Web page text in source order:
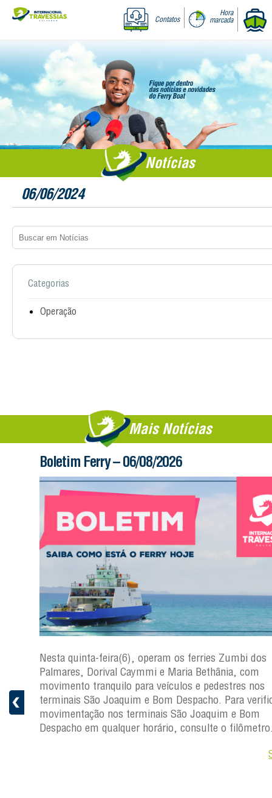
Contatos
Hora
marcada
Notícias
06/06/2024
Categorias
Operação
Mais Notícias
Boletim Ferry – 06/08/2026
Nesta quinta-feira(6), operam os ferries Zumbi dos
Palmares, Dorival Caymmi e Maria Bethânia, com
movimento tranquilo para veículos e pedestres nos
terminais São Joaquim e Bom Despacho. Para
movimentação nos terminais São Joaquim e Bom
Despacho em qualquer horário, consulte o